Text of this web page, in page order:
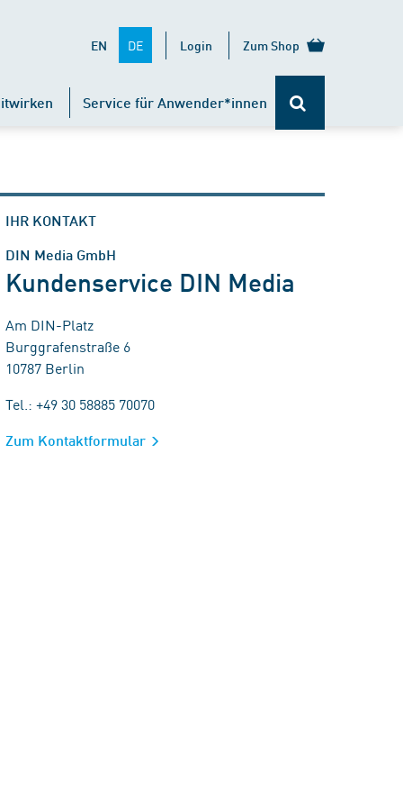
EN DE Login Zum Shop
Service für Anwender*innen
IHR KONTAKT
DIN Media GmbH
Kundenservice DIN Media
Am DIN-Platz
Burggrafenstraße 6
10787 Berlin
Tel.: +49 30 58885 70070
Zum Kontaktformular